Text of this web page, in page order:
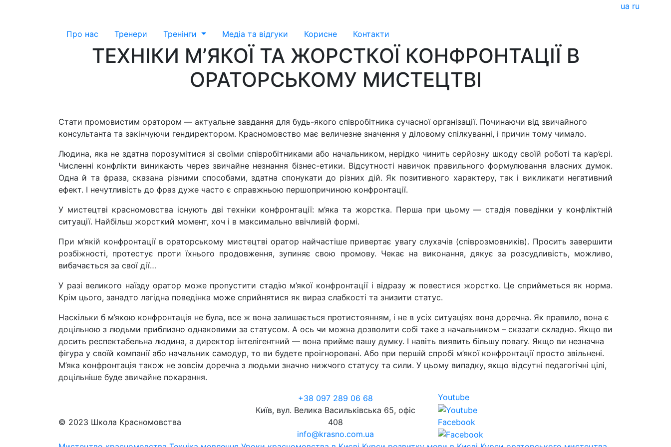
ua ru
Про нас Тренери Тренiнги Медіа та відгуки Корисне Контакти
ТЕХНІКИ М’ЯКОЇ ТА ЖОРСТКОЇ КОНФРОНТАЦІЇ В
ОРАТОРСЬКОМУ МИСТЕЦТВІ
Стати промовистим оратором — актуальне завдання для будь-якого співробітника сучасної організації. Починаючи від звичайного
консультанта та закінчуючи гендиректором. Красномовство має величезне значення у діловому спілкуванні, і причин тому чимало.
Людина, яка не здатна порозумітися зі своїми співробітниками або начальником, нерідко чинить серйозну шкоду своїй роботі та кар’єрі.
Численні конфлікти виникають через звичайне незнання бізнес-етики. Відсутності навичок правильного формулювання власних думок.
Одна й та фраза, сказана різними способами, здатна спонукати до різних дій. Як позитивного характеру, так і викликати негативний
ефект. І нечутливість до фраз дуже часто є справжньою першопричиною конфронтації.
У мистецтві красномовства існують дві техніки конфронтації: м’яка та жорстка. Перша при цьому — стадія поведінки у конфліктній
ситуації. Найбільш жорсткий момент, хоч і в максимально ввічливій формі.
При м’якій конфронтації в ораторському мистецтві оратор найчастіше привертає увагу слухачів (співрозмовників). Просить завершити
розбіжності, протестує проти їхнього продовження, зупиняє свою промову. Чекає на виконання, дякує за розсудливість, можливо,
вибачається за свої дії…
У разі великого наїзду оратор може пропустити стадію м’якої конфронтації і відразу ж повестися жорстко. Це сприйметься як норма.
Крім цього, занадто лагідна поведінка може сприйнятися як вираз слабкості та знизити статус.
Наскільки б м’якою конфронтація не була, все ж вона залишається протистоянням, і не в усіх ситуаціях вона доречна. Як правило, вона є
доцільною з людьми приблизно однаковими за статусом. А ось чи можна дозволити собі таке з начальником – сказати складно. Якщо ви
досить респектабельна людина, а директор інтелігентний — вона прийме вашу думку. І навіть виявить більшу повагу. Якщо ви незначна
фігура у своїй компанії або начальник самодур, то ви будете проігноровані. Або при першій спробі м’якої конфронтації просто звільнені.
М’яка конфронтація також не зовсім доречна з людьми значно нижчого статусу та сили. У цьому випадку, якщо відсутні педагогічні цілі,
доцільніше буде звичайне покарання.
© 2023 Школа Красномовства
+38 097 289 06 68
Київ, вул. Велика Васильківська 65, офіс
408
info@krasno.com.ua
Youtube
Facebook